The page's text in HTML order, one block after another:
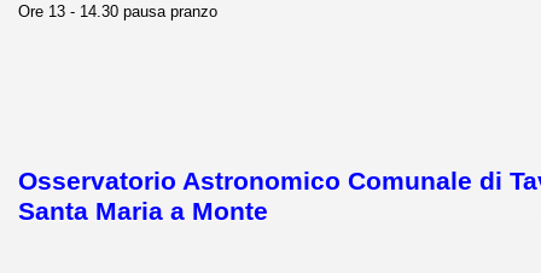
Ore 13 - 14.30 pausa pranzo
Osservatorio Astronomico Comunale di
Santa Maria a Monte